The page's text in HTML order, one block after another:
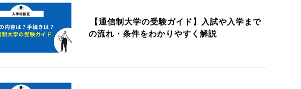
【通信制大学の受験ガイド】入試や入学まで
の流れ・条件をわかりやすく解説